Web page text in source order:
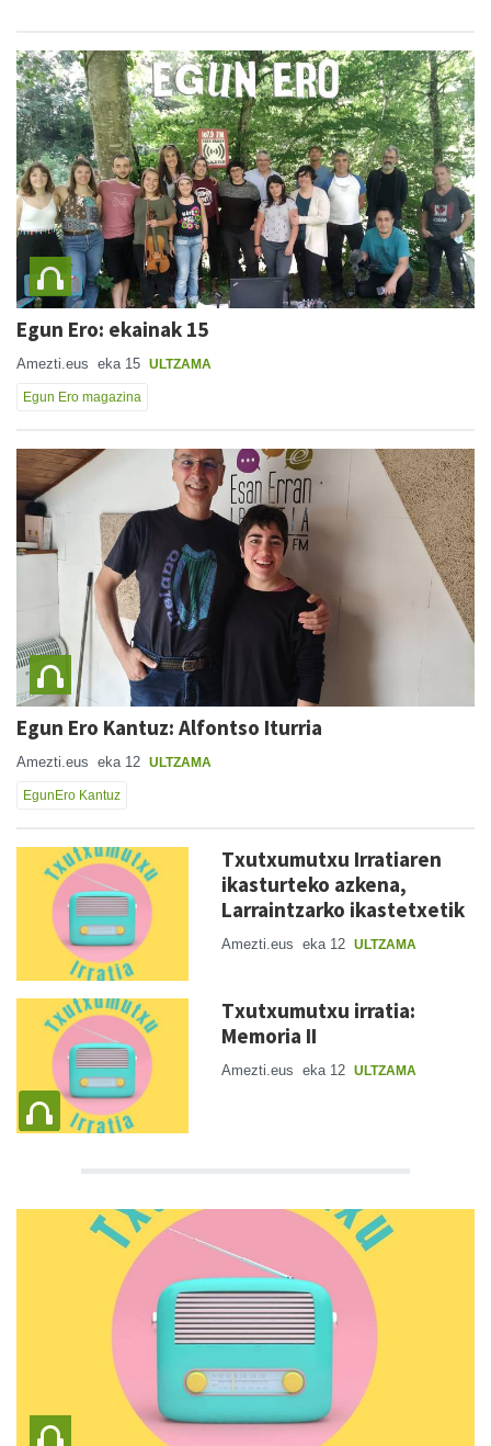
Egun Ero: ekainak 15
Amezti.eus eka 15 ULTZAMA
Egun Ero magazina
Egun Ero Kantuz: Alfontso Iturria
Amezti.eus eka 12 ULTZAMA
EgunEro Kantuz
Txutxumutxu Irratiaren
ikasturteko azkena,
Larraintzarko ikastetxetik
Amezti.eus eka 12 ULTZAMA
Txutxumutxu irratia:
Memoria II
Amezti.eus eka 12 ULTZAMA